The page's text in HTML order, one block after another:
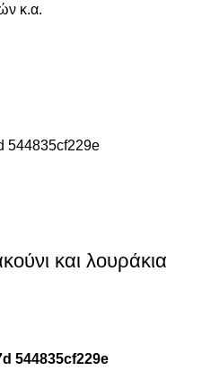
κ.α.
και λουράκια